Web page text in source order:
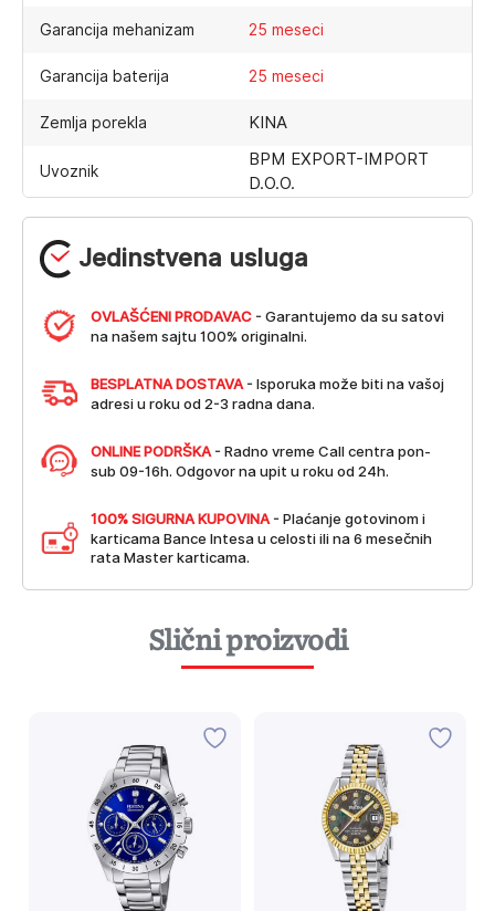
Jedinstvena usluga
OVLAŠĆENI PRODAVAC - Garantujemo da su satovi
na našem sajtu 100% originalni.
BESPLATNA DOSTAVA - Isporuka može biti na vašoj
adresi u roku od 2-3 radna dana.
ONLINE PODRŠKA - Radno vreme Call centra pon-
sub 09-16h. Odgovor na upit u roku od 24h.
100% SIGURNA KUPOVINA - Plaćanje gotovinom i
karticama Bance Intesa u celosti ili na 6 mesečnih
rata Master karticama.
Garancija mehanizam 25 meseci
Garancija baterija 25 meseci
Zemlja porekla KINA
Uvoznik
BPM EXPORT-IMPORT
D.O.O.
Slični proizvodi